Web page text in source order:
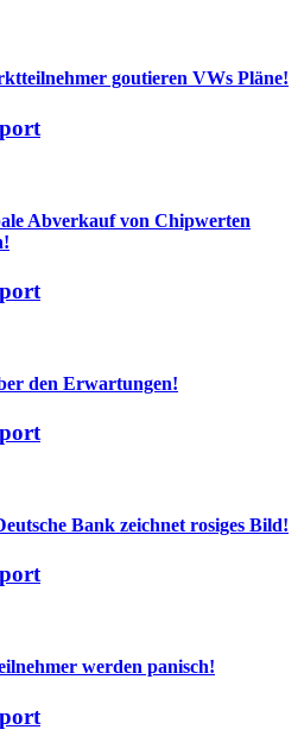
goutieren VWs Pläne!
Abverkauf von Chipwerten
den Erwartungen!
Bank zeichnet rosiges Bild!
werden panisch!